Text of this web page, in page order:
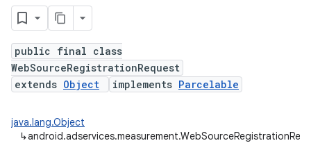
public final class
WebSourceRegistrationRequest
extends Object implements Parcelable
java.lang.Object
↳